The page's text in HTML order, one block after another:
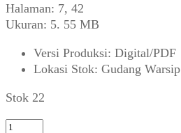
Halaman: 7, 42
Ukuran: 5. 55 MB
Versi Produksi: Digital/PDF
Lokasi Stok: Gudang Warsip
Stok 22
Kuantitas